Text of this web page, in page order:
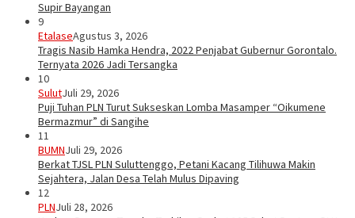
Supir Bayangan
9
EtalaseAgustus 3, 2026
Tragis Nasib Hamka Hendra, 2022 Penjabat Gubernur Gorontalo.
Ternyata 2026 Jadi Tersangka
10
SulutJuli 29, 2026
Puji Tuhan PLN Turut Sukseskan Lomba Masamper “Oikumene
Bermazmur” di Sangihe
11
BUMNJuli 29, 2026
Berkat TJSL PLN Suluttenggo, Petani Kacang Tilihuwa Makin
Sejahtera, Jalan Desa Telah Mulus Dipaving
12
PLNJuli 28, 2026